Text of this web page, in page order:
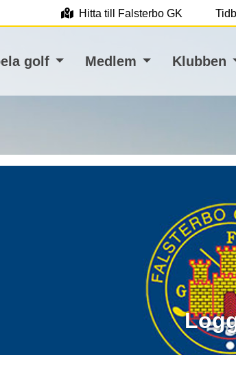
Hitta till Falsterbo GK
golf Medlem Klubben